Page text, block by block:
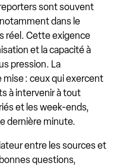
sont souvent
dans le
réel. Cette exigence
et la capacité à
pression. La
: ceux qui exercent
à intervenir à tout
et les week-ends,
dernière minute.
entre les sources et
questions,